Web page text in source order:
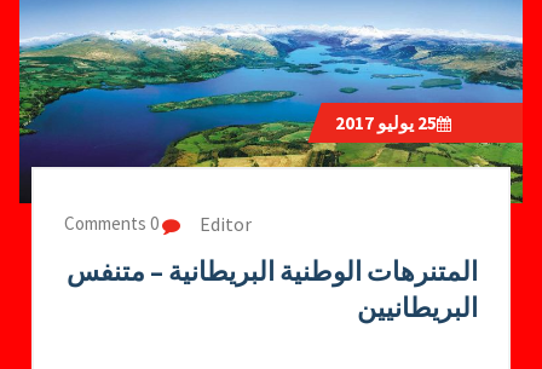
25يوليو 2017
Editor
0 Comments
المتنرهات الوطنية البريطانية – متنفس
البريطانيين